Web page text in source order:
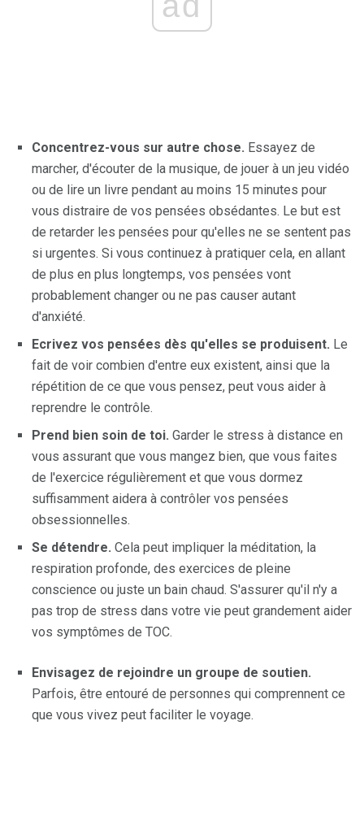
Concentrez-vous sur autre chose. Essayez de
marcher, d'écouter de la musique, de jouer à un jeu vidéo
ou de lire un livre pendant au moins 15 minutes pour
vous distraire de vos pensées obsédantes. Le but est
de retarder les pensées pour qu'elles ne se sentent pas
si urgentes. Si vous continuez à pratiquer cela, en allant
de plus en plus longtemps, vos pensées vont
probablement changer ou ne pas causer autant
d'anxiété.
Ecrivez vos pensées dès qu'elles se produisent. Le
fait de voir combien d'entre eux existent, ainsi que la
répétition de ce que vous pensez, peut vous aider à
reprendre le contrôle.
Prend bien soin de toi. Garder le stress à distance en
vous assurant que vous mangez bien, que vous faites
de l'exercice régulièrement et que vous dormez
suffisamment aidera à contrôler vos pensées
obsessionnelles.
Se détendre. Cela peut impliquer la méditation, la
respiration profonde, des exercices de pleine
conscience ou juste un bain chaud. S'assurer qu'il n'y a
pas trop de stress dans votre vie peut grandement aider
vos symptômes de TOC.
Envisagez de rejoindre un groupe de soutien.
Parfois, être entouré de personnes qui comprennent ce
que vous vivez peut faciliter le voyage.